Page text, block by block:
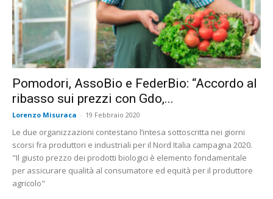
Pomodori, AssoBio e FederBio: “Accordo al
ribasso sui prezzi con Gdo,...
Lorenzo Misuraca - 19 Febbraio 2020
Le due organizzazioni contestano l’intesa sottoscritta nei giorni
scorsi fra produttori e industriali per il Nord Italia campagna 2020.
"Il giusto prezzo dei prodotti biologici è elemento fondamentale
per assicurare qualità al consumatore ed equità per il produttore
agricolo"